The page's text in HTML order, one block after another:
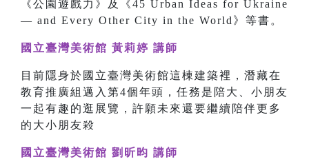
《公園遊戲力》及《45 Urban Ideas for Ukraine
— and Every Other City in the World》等書。
國立臺灣美術館 黃莉婷 講師
目前隱身於國立臺灣美術館這棟建築裡，潛藏在
教育推廣組邁入第4個年頭，任務是陪大、小朋友
一起有趣的逛展覽，許願未來還要繼續陪伴更多
的大小朋友殺
國立臺灣美術館 劉昕昀 講師